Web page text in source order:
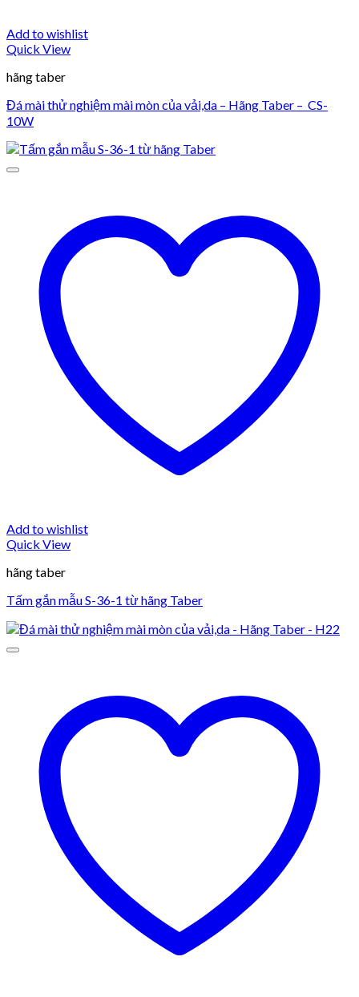
Add to wishlist
Quick View
hãng taber
Đá mài thử nghiệm mài mòn của vải,da – Hãng Taber – CS-
10W
Add to wishlist
Quick View
hãng taber
Tấm gắn mẫu S-36-1 từ hãng Taber